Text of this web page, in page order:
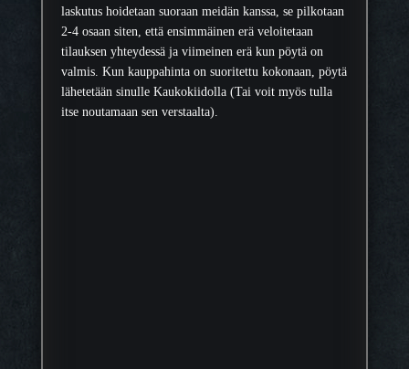
laskutus hoidetaan suoraan meidän kanssa, se pilkotaan
2-4 osaan siten, että ensimmäinen erä veloitetaan
tilauksen yhteydessä ja viimeinen erä kun pöytä on
valmis. Kun kauppahinta on suoritettu kokonaan, pöytä
lähetetään sinulle Kaukokiidolla (Tai voit myös tulla
itse noutamaan sen verstaalta).